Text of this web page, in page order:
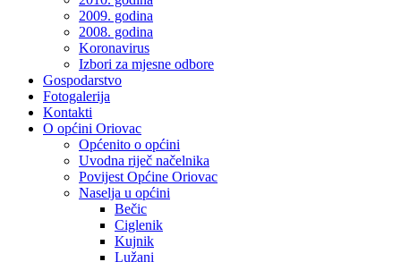
2009. godina
2008. godina
Koronavirus
Izbori za mjesne odbore
Gospodarstvo
Fotogalerija
Kontakti
O općini Oriovac
Općenito o općini
Uvodna riječ načelnika
Povijest Općine Oriovac
Naselja u općini
Bečic
Ciglenik
Kujnik
Lužani